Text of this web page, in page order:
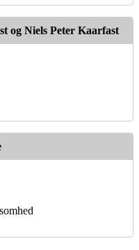
og Niels Peter Kaarfast